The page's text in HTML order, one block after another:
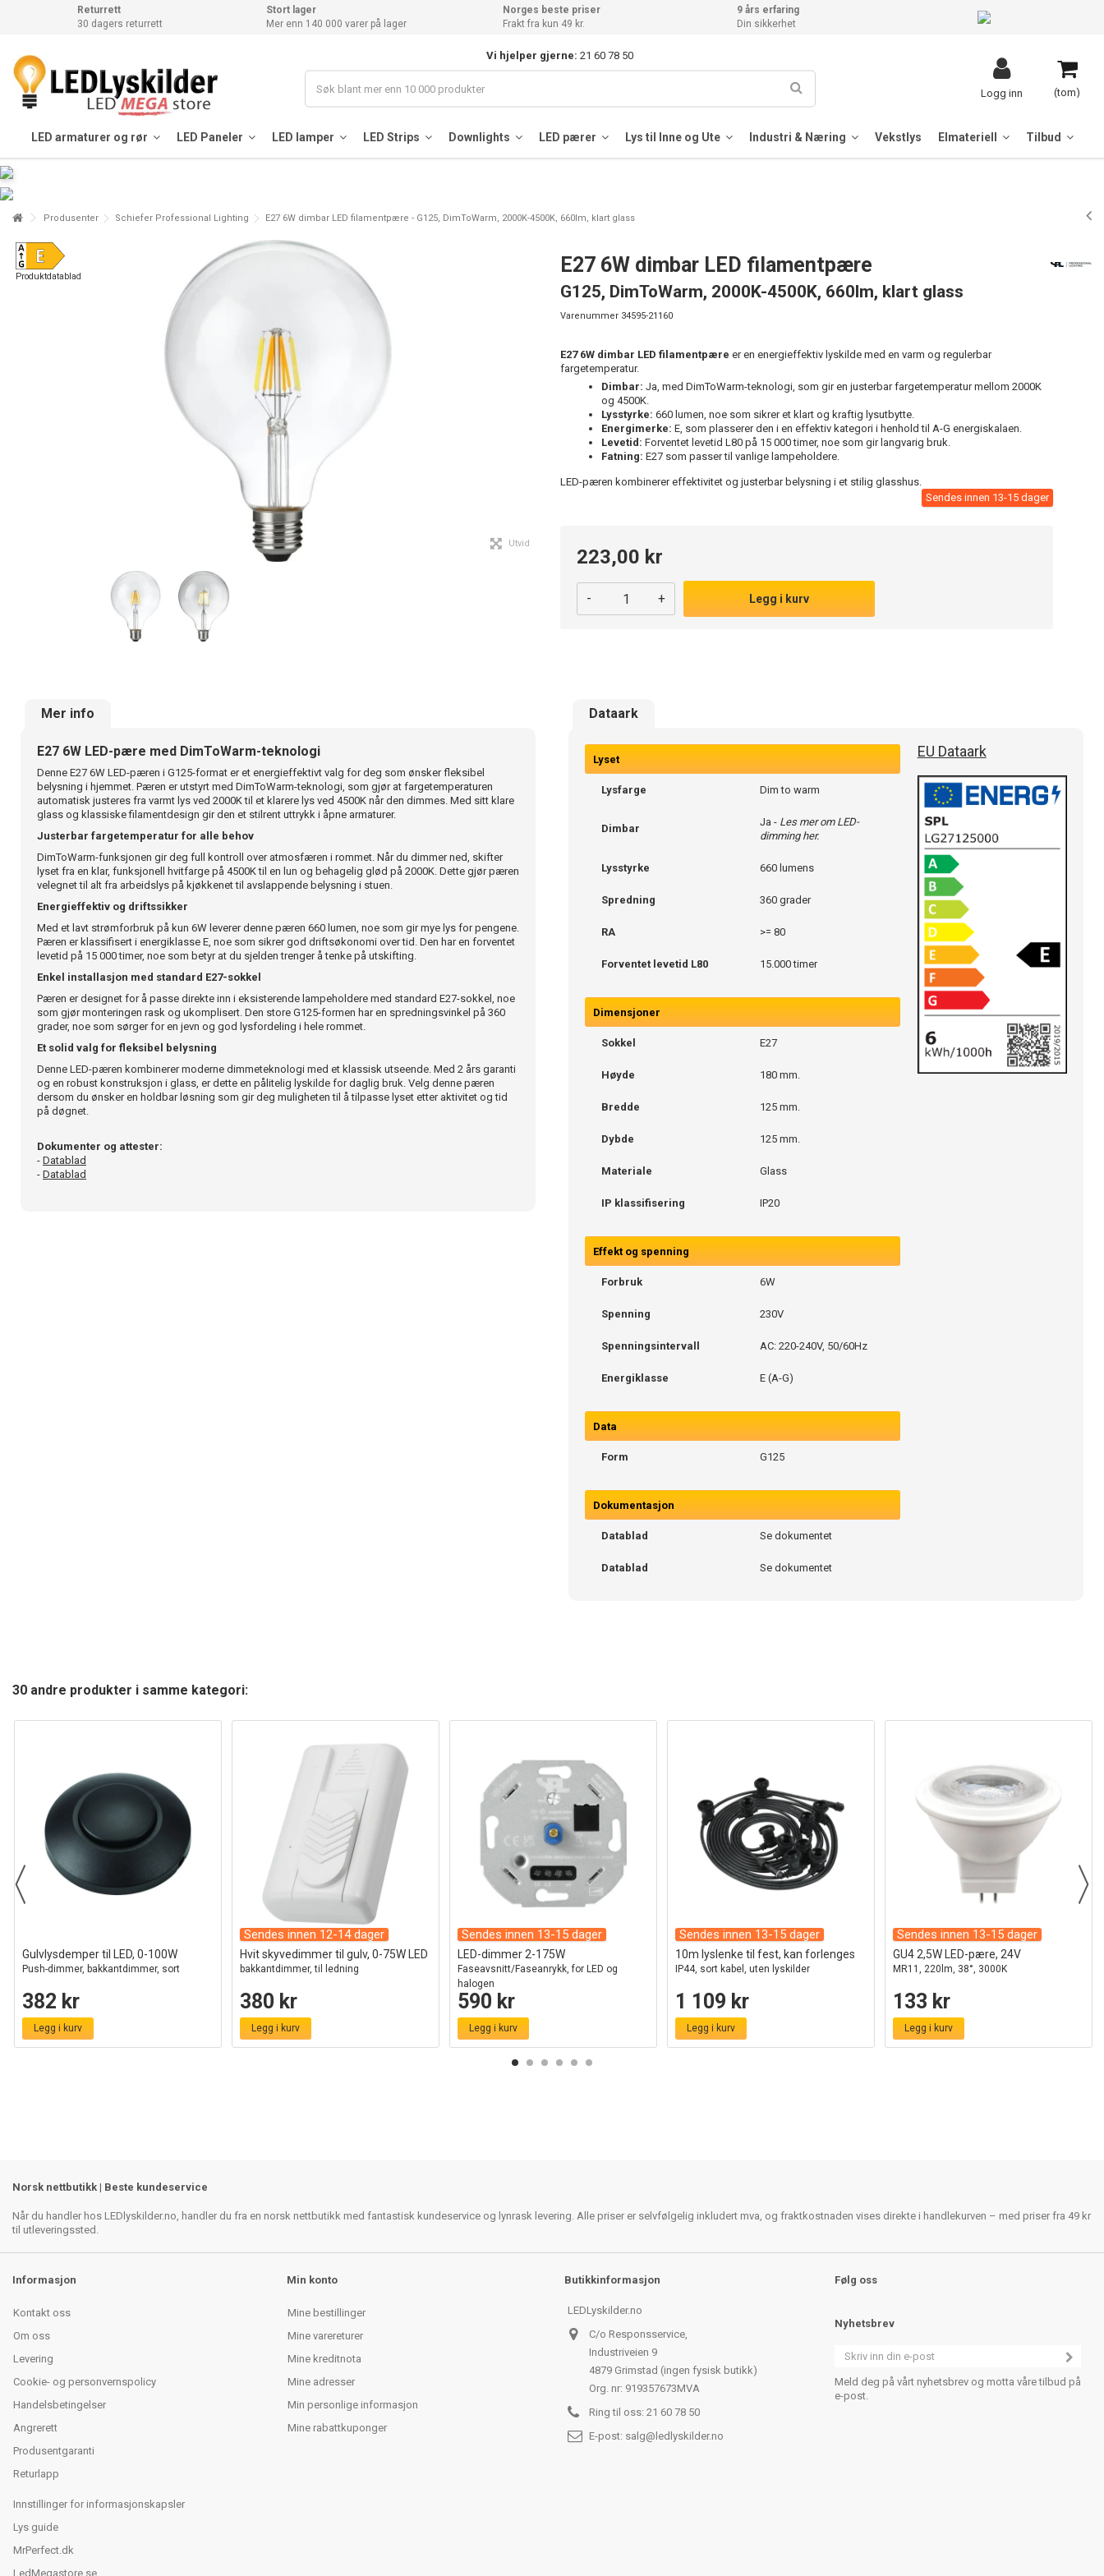
Returrett
30 dagers returrett
Stort lager
Mer enn 140 000 varer på lager
Norges beste priser
Frakt fra kun 49 kr.
9 års erfaring
Din sikkerhet
Vi hjelper gjerne: 21 60 78 50
(tom)
Logg inn
LED armaturer og rør LED Paneler LED lamper LED Strips Downlights LED pærer Lys til Inne og Ute Industri & Næring Vekstlys Elmateriell Tilbud
Produsenter Schiefer Professional Lighting E27 6W dimbar LED filamentpære - G125, DimToWarm, 2000K-4500K, 660lm, klart glass
Produktdatablad
Utvid
E27 6W dimbar LED filamentpære
G125, DimToWarm, 2000K-4500K, 660lm, klart glass
Varenummer 34595-21160
E27 6W dimbar LED filamentpære er en energieffektiv lyskilde med en varm og regulerbar
fargetemperatur.
Dimbar: Ja, med DimToWarm-teknologi, som gir en justerbar fargetemperatur mellom 2000K
og 4500K.
Lysstyrke: 660 lumen, noe som sikrer et klart og kraftig lysutbytte.
Energimerke: E, som plasserer den i en effektiv kategori i henhold til A-G energiskalaen.
Levetid: Forventet levetid L80 på 15 000 timer, noe som gir langvarig bruk.
Fatning: E27 som passer til vanlige lampeholdere.
LED-pæren kombinerer effektivitet og justerbar belysning i et stilig glasshus.
Sendes innen 13-15 dager
223,00 kr
- + Legg i kurv
Mer info Dataark
E27 6W LED-pære med DimToWarm-teknologi
Denne E27 6W LED-pæren i G125-format er et energieffektivt valg for deg som ønsker fleksibel
belysning i hjemmet. Pæren er utstyrt med DimToWarm-teknologi, som gjør at fargetemperaturen
automatisk justeres fra varmt lys ved 2000K til et klarere lys ved 4500K når den dimmes. Med sitt klare
glass og klassiske filamentdesign gir den et stilrent uttrykk i åpne armaturer.
Justerbar fargetemperatur for alle behov
DimToWarm-funksjonen gir deg full kontroll over atmosfæren i rommet. Når du dimmer ned, skifter
lyset fra en klar, funksjonell hvitfarge på 4500K til en lun og behagelig glød på 2000K. Dette gjør pæren
velegnet til alt fra arbeidslys på kjøkkenet til avslappende belysning i stuen.
Energieffektiv og driftssikker
Med et lavt strømforbruk på kun 6W leverer denne pæren 660 lumen, noe som gir mye lys for pengene.
Pæren er klassifisert i energiklasse E, noe som sikrer god driftsøkonomi over tid. Den har en forventet
levetid på 15 000 timer, noe som betyr at du sjelden trenger å tenke på utskifting.
Enkel installasjon med standard E27-sokkel
Pæren er designet for å passe direkte inn i eksisterende lampeholdere med standard E27-sokkel, noe
som gjør monteringen rask og ukomplisert. Den store G125-formen har en spredningsvinkel på 360
grader, noe som sørger for en jevn og god lysfordeling i hele rommet.
Et solid valg for fleksibel belysning
Denne LED-pæren kombinerer moderne dimmeteknologi med et klassisk utseende. Med 2 års garanti
og en robust konstruksjon i glass, er dette en pålitelig lyskilde for daglig bruk. Velg denne pæren
dersom du ønsker en holdbar løsning som gir deg muligheten til å tilpasse lyset etter aktivitet og tid
på døgnet.
Dokumenter og attester:
- Datablad
- Datablad
Lyset
Lysfarge Dim to warm
Dimbar
Ja - Les mer om LED-
dimming her.
Lysstyrke 660 lumens
Spredning 360 grader
RA >= 80
Forventet levetid L80 15.000 timer
Dimensjoner
Sokkel E27
Høyde 180 mm.
Bredde 125 mm.
Dybde 125 mm.
Materiale Glass
IP klassifisering IP20
Effekt og spenning
Forbruk 6W
Spenning 230V
Spenningsintervall AC: 220-240V, 50/60Hz
Energiklasse E (A-G)
Data
Form G125
Dokumentasjon
Datablad Se dokumentet
Datablad Se dokumentet
EU Dataark
30 andre produkter i samme kategori:
Gulvlysdemper til LED, 0-100W
Push-dimmer, bakkantdimmer, sort
382 kr
Legg i kurv
Sendes innen 12-14 dager
Hvit skyvedimmer til gulv, 0-75W LED
bakkantdimmer, til ledning
380 kr
Legg i kurv
Sendes innen 13-15 dager
LED-dimmer 2-175W
Faseavsnitt/Faseanrykk, for LED og
halogen
590 kr
Legg i kurv
Sendes innen 13-15 dager
10m lyslenke til fest, kan forlenges
IP44, sort kabel, uten lyskilder
1 109 kr
Legg i kurv
Sendes innen 13-15 dager
GU4 2,5W LED-pære, 24V
MR11, 220lm, 38°, 3000K
133 kr
Legg i kurv
Norsk nettbutikk | Beste kundeservice
Når du handler hos LEDlyskilder.no, handler du fra en norsk nettbutikk med fantastisk kundeservice og lynrask levering. Alle priser er selvfølgelig inkludert mva, og fraktkostnaden vises direkte i handlekurven – med priser fra 49 kr
til utleveringssted.
Informasjon
Kontakt oss
Om oss
Levering
Cookie- og personvernspolicy
Handelsbetingelser
Angrerett
Produsentgaranti
Returlapp
Innstillinger for informasjonskapsler
Lys guide
MrPerfect.dk
LedMegastore.se
Min konto
Mine bestillinger
Mine varereturer
Mine kreditnota
Mine adresser
Min personlige informasjon
Mine rabattkuponger
Butikkinformasjon
LEDLyskilder.no
C/o Responsservice,
Industriveien 9
4879 Grimstad (ingen fysisk butikk)
Org. nr: 919357673MVA
Ring til oss: 21 60 78 50
E-post: salg@ledlyskilder.no
Følg oss
Nyhetsbrev
Meld deg på vårt nyhetsbrev og motta våre tilbud på
e-post.